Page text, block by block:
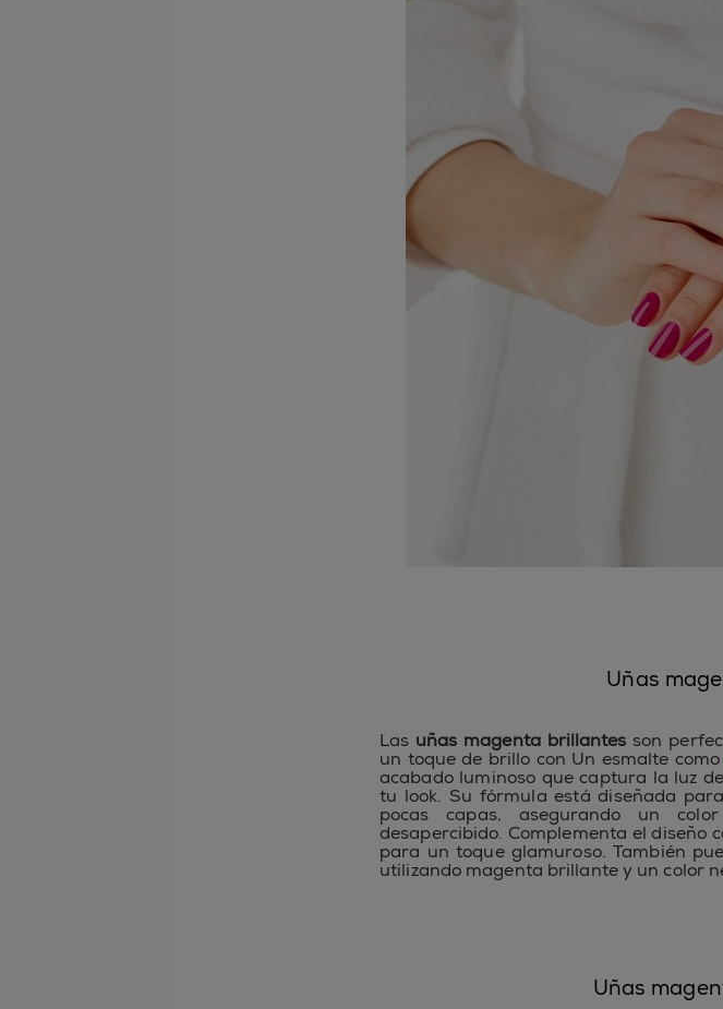
Uñas
Las uñas magenta brillantes son
un toque de brillo con Un esmalte como
acabado luminoso que captura la luz
tu look. Su fórmula está diseñada
pocas capas, asegurando un
desapercibido. Complementa el diseño
para un toque glamuroso. También
utilizando magenta brillante y un color
Uñas